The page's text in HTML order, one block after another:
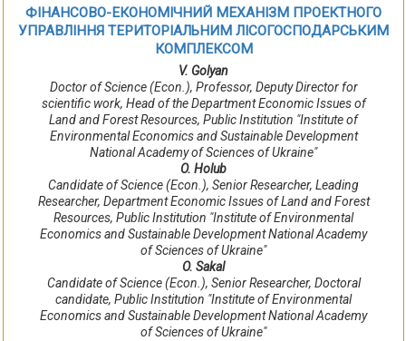
ФІНАНСОВО-ЕКОНОМІЧНИЙ МЕХАНІЗМ ПРОЕКТНОГО
УПРАВЛІННЯ ТЕРИТОРІАЛЬНИМ ЛІСОГОСПОДАРСЬКИМ
КОМПЛЕКСОМ
V. Golyan
Doctor of Science (Econ.), Professor, Deputy Director for
scientific work, Head of the Department Economic Issues of
Land and Forest Resources, Public Institution "Institute of
Environmental Economics and Sustainable Development
National Academy of Sciences of Ukraine"
O. Holub
Candidate of Science (Econ.), Senior Researcher, Leading
Researcher, Department Economic Issues of Land and Forest
Resources, Public Institution "Institute of Environmental
Economics and Sustainable Development National Academy
of Sciences of Ukraine"
O. Sakal
Candidate of Science (Econ.), Senior Researcher, Doctoral
candidate, Public Institution "Institute of Environmental
Economics and Sustainable Development National Academy
of Sciences of Ukraine"